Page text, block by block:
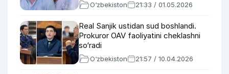
O‘zbekiston 21:33 / 01.05.2026
Real Sanjik ustidan sud boshlandi.
Prokuror OAV faoliyatini cheklashni
so‘radi
O‘zbekiston 21:57 / 10.04.2026